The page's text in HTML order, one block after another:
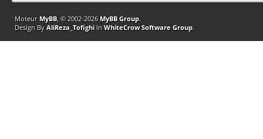
Moteur MyBB, © 2002-2026 MyBB Group.
Design By AliReza_TofighiIn WhiteCrow Software Group.